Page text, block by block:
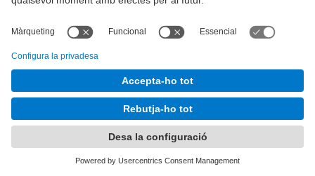
Bases XIII Premio Abertis (Es).pdf
BCN.gif